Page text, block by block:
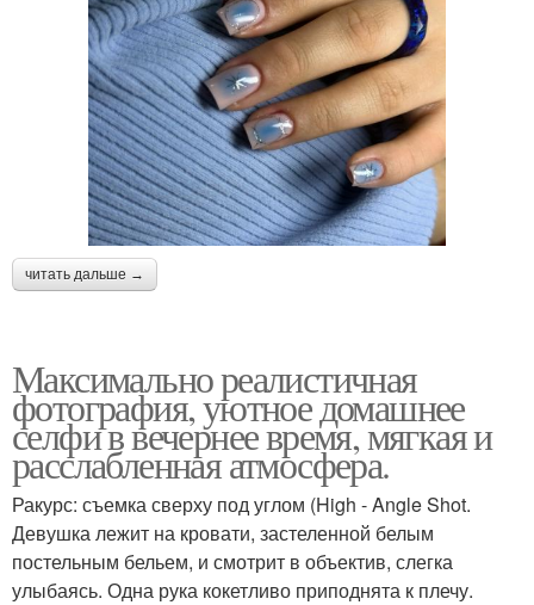
читать дальше →
Максимально реалистичная
фотография, уютное домашнее
селфи в вечернее время, мягкая и
расслабленная атмосфера.
Ракурс: съемка сверху под углом (High - Angle Shot.
Девушка лежит на кровати, застеленной белым
постельным бельем, и смотрит в объектив, слегка
улыбаясь. Одна рука кокетливо приподнята к плечу.